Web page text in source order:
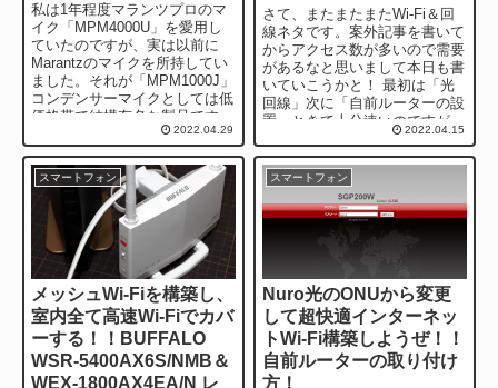
私は1年程度マランツプロのマ
イク「MPM4000U」を愛用し
ていたのですが、実は以前に
Marantzのマイクを所持してい
ました。それが「MPM1000J」
コンデンサーマイクとしては低
価格帯で結構有名な製品です。
2022.04.29
さて、またまたまたWi-Fi＆回
線ネタです。案外記事を書いて
からアクセス数が多いので需要
があるなと思いまして本日も書
いていこうかと！ 最初は「光
回線」次に「自前ルーターの設
置」ときて十分速いのですが、
大体Wi-Fiルーターっ...
2022.04.15
スマートフォン
メッシュWi-Fiを構築し、
室内全て高速Wi-Fiでカバ
ーする！！BUFFALO
WSR-5400AX6S/NMB＆
WEX-1800AX4EA/N レ
スマートフォン
Nuro光のONUから変更
して超快適インターネッ
トWi-Fi構築しようぜ！！
自前ルーターの取り付け
方！